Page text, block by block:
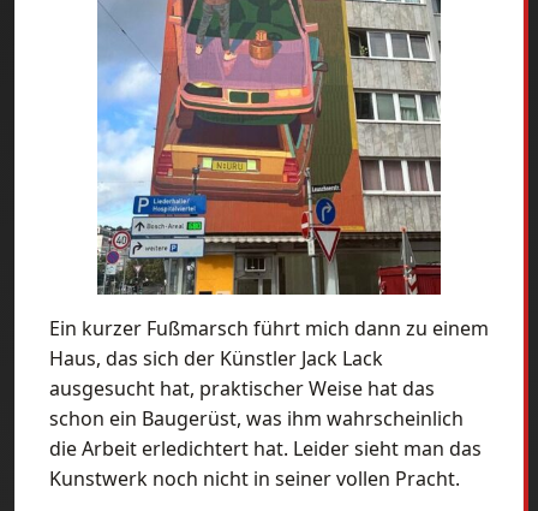
Ein kurzer Fußmarsch führt mich dann zu einem
Haus, das sich der Künstler Jack Lack
ausgesucht hat, praktischer Weise hat das
schon ein Baugerüst, was ihm wahrscheinlich
die Arbeit erledichtert hat. Leider sieht man das
Kunstwerk noch nicht in seiner vollen Pracht.